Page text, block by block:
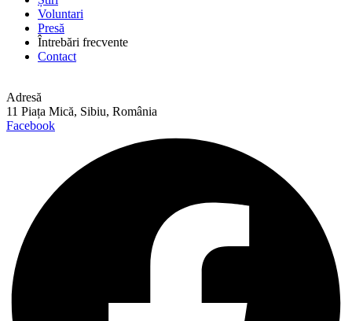
Voluntari
Presă
Întrebări frecvente
Contact
Adresă
11 Piața Mică, Sibiu, România
Facebook